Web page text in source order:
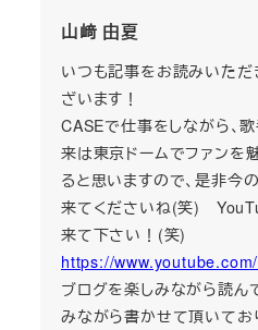
山﨑 由夏
いつも記事をお読みいただ
ざいます！
CASEで仕事をしながら、
来は東京ドームでファンを
ると思いますので、是非今
来てくださいね(笑)
来て下さい！(笑)
https://
ブログを楽しみながら読ん
みながら書かせて頂いてお